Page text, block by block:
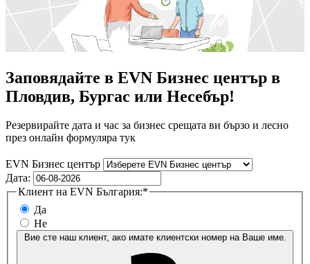
Заповядайте в EVN Бизнес център в
Пловдив, Бургас или Несебър!
Резервирайте дата и час за бизнес срещата ви бързо и лесно
през онлайн формуляра тук
EVN Бизнес център
Дата:
Клиент на EVN България:*
Да
Не
Вие сте наш клиент, ако имате клиентски номер на Ваше име.